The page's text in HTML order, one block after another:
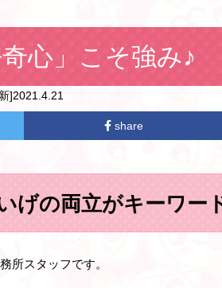
奇心」こそ強み♪
]2021.4.21
share
げの両立がキーワー
所スタッフです。